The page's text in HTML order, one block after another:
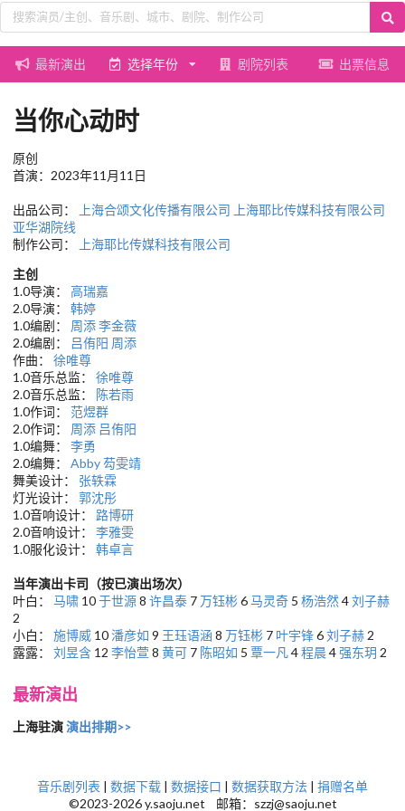
最新演出 选择年份 剧院列表 出票信息
当你心动时
原创
首演：2023年11月11日
出品公司： 上海合颂文化传播有限公司 上海耶比传媒科技有限公司
亚华湖院线
制作公司：
上海耶比传媒科技有限公司
主创
1.0导演： 高瑞嘉
2.0导演： 韩婷
1.0编剧： 周添李金薇
2.0编剧： 吕侑阳 周添
作曲： 徐唯尊
1.0音乐总监： 徐唯尊
2.0音乐总监：
陈若雨
1.0作词： 范煜群
2.0作词： 周添 吕侑阳
1.0编舞： 李勇
2.0编舞： Abby芶雯靖
舞美设计： 张轶霖
灯光设计： 郭沈彤
1.0音响设计： 路博研
2.0音响设计： 李雅雯
1.0服化设计： 韩卓言
当年演出卡司（按已演出场次）
叶白： 马啸 10于世源8 许昌泰 7万钰彬6马灵奇 5 杨浩然4刘子赫
2
小白： 施博威 10潘彦如 9 王珏语涵 8 万钰彬 7 叶宇锋6刘子赫 2
露露： 刘昱含 12 李怡萱8 黄可 7 陈昭如 5 覃一凡4程晨4强东玥 2
最新演出
上海驻演演出排期>>
音乐剧列表 | 数据下载 | 数据接口 | 数据获取方法 | 捐赠名单
©2023-2026 y.saoju.net 邮箱：szzj@saoju.net